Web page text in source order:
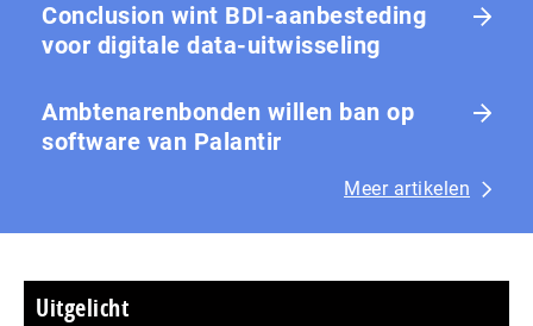
Conclusion wint BDI-aanbesteding
voor digitale data-uitwisseling
Ambtenarenbonden willen ban op
software van Palantir
Meer artikelen
Uitgelicht